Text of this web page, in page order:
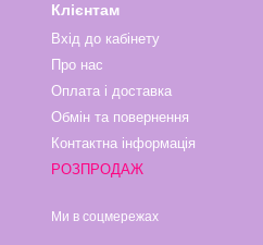
Клієнтам
Вхід до кабінету
Про нас
Оплата і доставка
Обмін та повернення
Контактна інформація
РОЗПРОДАЖ
Ми в соцмережах